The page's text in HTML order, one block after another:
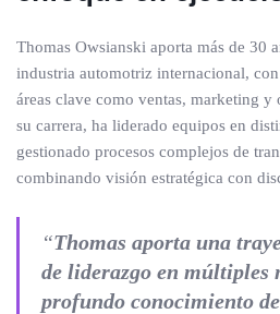
Thomas Owsianski aporta más de 30
industria automotriz internacional,
áreas clave como ventas, marketing y
su carrera, ha liderado equipos en
gestionado procesos complejos de
combinando visión estratégica con
“Thomas aporta una
de liderazgo en múltiples
profundo conocimiento